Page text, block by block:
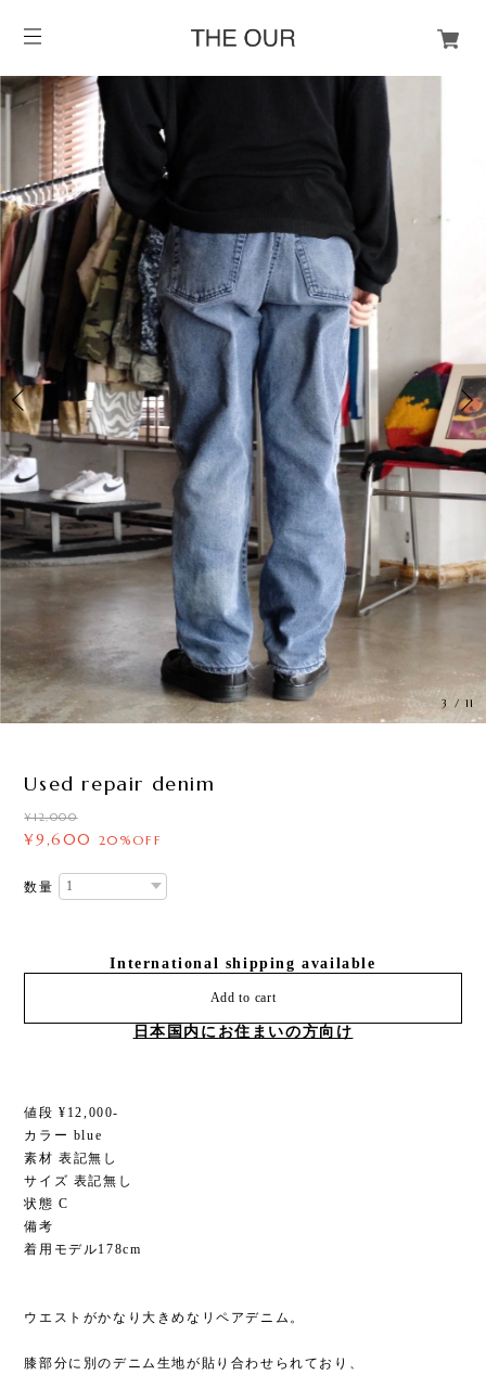
3 / 11
Used repair denim
¥12,000
¥9,600 20%OFF
数量
International shipping available
Add to cart
日本国内にお住まいの方向け
値段 ¥12,000-
カラー blue
素材 表記無し
サイズ 表記無し
状態 C
備考
着用モデル178cm
ウエストがかなり大きめなリペアデニム。
膝部分に別のデニム生地が貼り合わせられており、